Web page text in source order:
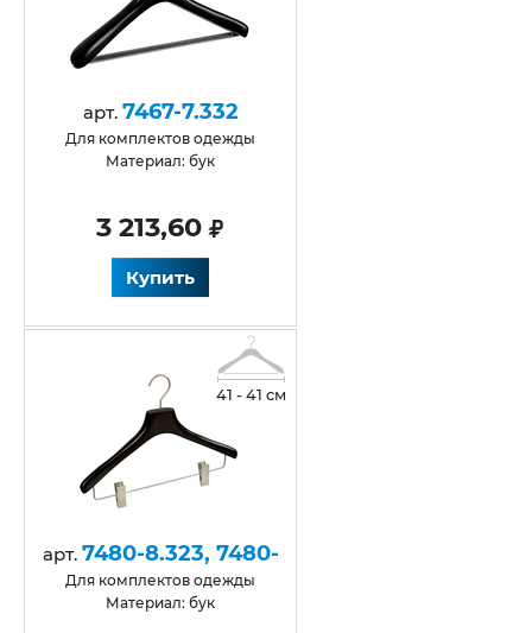
арт. 7467-7.332
Для комплектов одежды
Материал: бук
3 213,60
Купить
41 - 41 см
арт. 7480-8.323, 7480-
8.332..
Для комплектов одежды
Материал: бук